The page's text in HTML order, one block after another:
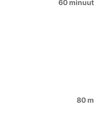
60 minuut
80 m